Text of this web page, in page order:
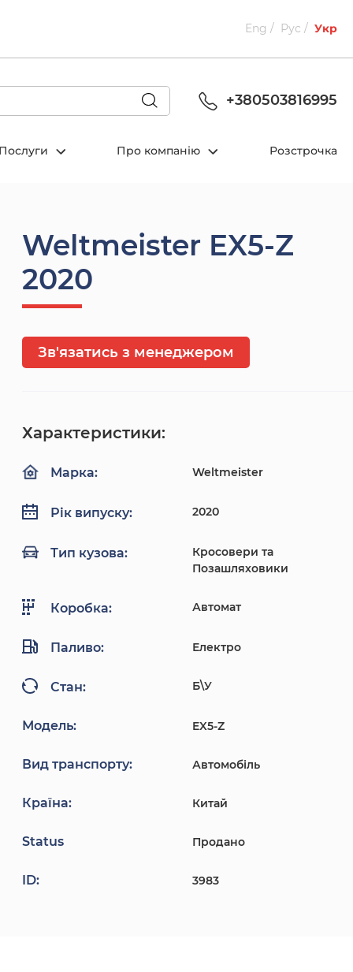
Eng Рус Укр
+380503816995
Про компанію Розстрочка
Weltmeister EX5-Z
2020
Зв'язатись з менеджером
Характеристики:
Марка: Weltmeister
Рік випуску: 2020
Тип кузова:
Кросовери та
Позашляховики
Коробка: Автомат
Паливо: Електро
Стан: Б\У
Модель: EX5-Z
Вид транспорту: Автомобіль
Країна: Китай
Status Продано
ID: 3983